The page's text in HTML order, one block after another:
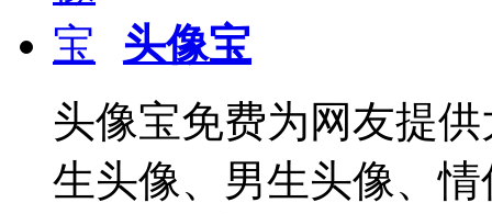
头像宝
头像宝免费为网友提
生头像、男生头像、